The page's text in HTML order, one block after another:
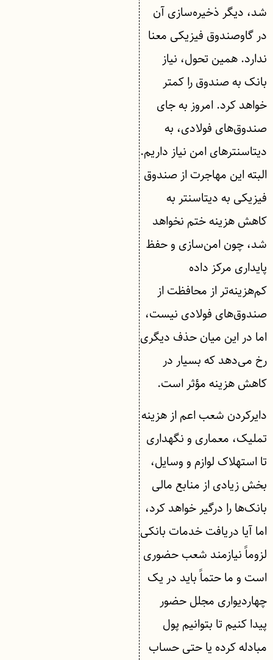
شد، دیگر ذخیره‌سازی آن
در گاوصندوق فیزیکی معنا
ندارد. همین تحول، نیاز
بانک به صندوق را کمتر
خواهد کرد. امروز به جای
صندوق‌های فولادی، به
دیتاسنترهای امن نیاز داریم.
البته این مهاجرت از صندوق
فیزیکی به دیتاسنتر به
کاهش هزینه ختم نخواهد
شد، چون امن‌سازی و حفظ
پایداری مرکز داده
کم‌هزینه‌تر از محافظت از
صندوق‌های فولادی نیست،
اما در این میان حذف دیگری
رخ می‌دهد که بسیار در
کاهش هزینه مؤثر است.
دایرکردن شعب اعم از هزینه
تملیک، معماری و نگهداری
تا استهلاک لوازم و وسایل،
بخش زیادی از منابع مالی
بانک‌ها را درگیر خواهد کرد،
اما آیا دریافت خدمات بانکی
لزوماً نیازمند شعب حضوری
است و ما حتماً باید در یک
چهاردیواری مجلل حضور
پیدا کنیم تا بتوانیم پول
مبادله کرده یا حتی حساب